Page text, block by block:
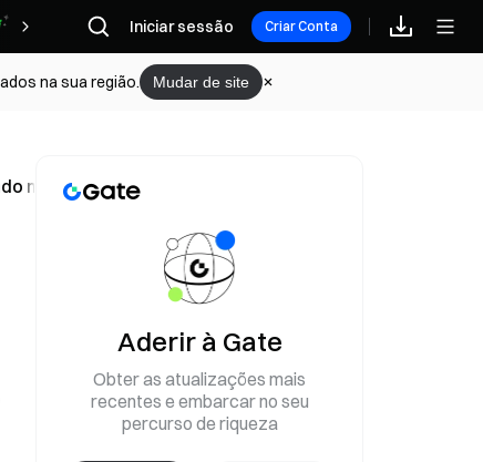
Recompensas
Iniciar sessão Criar Conta
na sua região. Mudar de site
mais de 625% desde o início do ano
Aderir à Gate
Obter as atualizações mais
recentes e embarcar no seu
percurso de riqueza